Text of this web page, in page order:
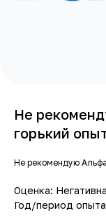
Не
горький
Не рекомендую
Оценка:
Год/период